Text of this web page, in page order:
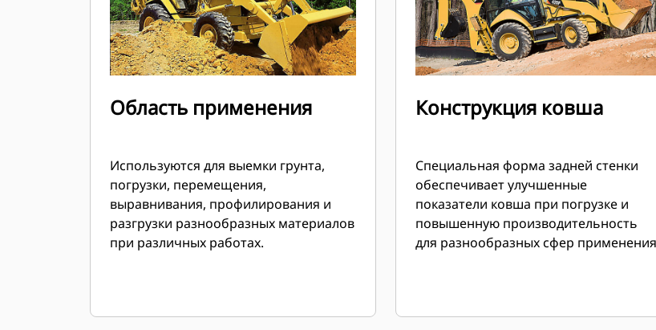
Область применения
Используются для выемки грунта,
погрузки, перемещения,
выравнивания, профилирования и
разгрузки разнообразных материалов
при различных работах.
Конструкция ковша
Специальная форма задней стенки
обеспечивает улучшенные
показатели ковша при погрузке и
повышенную производительность
для разнообразных сфер